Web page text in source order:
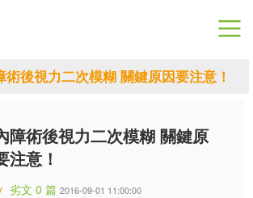
術後視力二次模糊 關鍵原因要注意！
障術後視力二次模糊 關鍵原
注意！
劣文 0 篇 2016-09-01 11:00:00